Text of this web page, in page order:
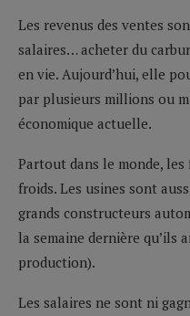
Les revenus des ventes
salaires… acheter du
en vie. Aujourd’hui, elle
par plusieurs millions ou
économique actuelle.
Partout dans le monde,
froids. Les usines sont
grands constructeurs
la semaine dernière qu’ils
production).
Les salaires ne sont ni